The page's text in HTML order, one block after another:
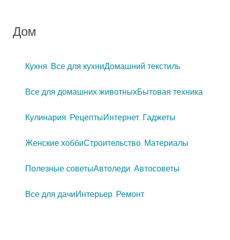
Дом
Кухня. Все для кухниДомашний текстиль
Все для домашних животныхБытовая техника
Кулинария. РецептыИнтернет. Гаджеты
Женские хоббиСтроительство. Материалы
Полезные советыАвтоледи. Автосоветы
Все для дачиИнтерьер. Ремонт